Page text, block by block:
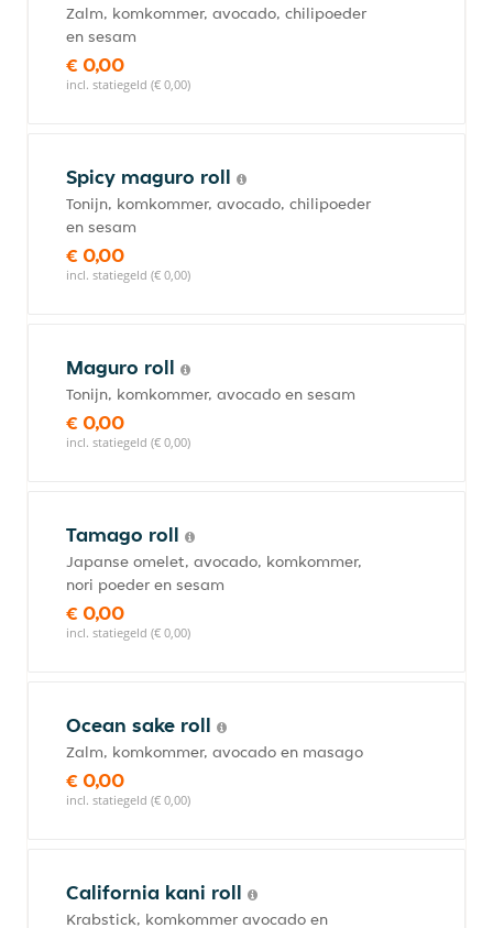
Zalm, komkommer, avocado, chilipoeder
en sesam
€ 0,00
incl. statiegeld (€ 0,00)
Spicy maguro roll
Tonijn, komkommer, avocado, chilipoeder
en sesam
€ 0,00
incl. statiegeld (€ 0,00)
Maguro roll
Tonijn, komkommer, avocado en sesam
€ 0,00
incl. statiegeld (€ 0,00)
Tamago roll
Japanse omelet, avocado, komkommer,
nori poeder en sesam
€ 0,00
incl. statiegeld (€ 0,00)
Ocean sake roll
Zalm, komkommer, avocado en masago
€ 0,00
incl. statiegeld (€ 0,00)
California kani roll
Krabstick, komkommer avocado en